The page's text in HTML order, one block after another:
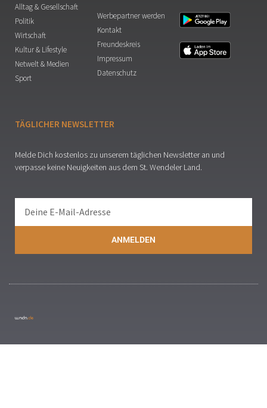
Alltag & Gesellschaft
Politik
Wirtschaft
Kultur & Lifestyle
Netwelt & Medien
Sport
Werbepartner werden
Kontakt
Freundeskreis
Impressum
Datenschutz
TÄGLICHER NEWSLETTER
Melde Dich kostenlos zu unserem täglichen Newsletter an und
verpasse keine Neuigkeiten aus dem St. Wendeler Land.
ANMELDEN